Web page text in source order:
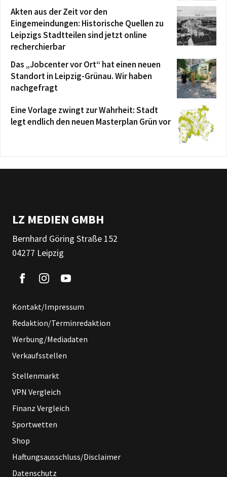
Akten aus der Zeit vor den
Eingemeindungen: Historische Quellen zu
Leipzigs Stadtteilen sind jetzt online
recherchierbar
Das „Jobcenter vor Ort“ hat einen neuen
Standort in Leipzig-Grünau. Wir haben
nachgefragt
Eine Vorlage zwingt zur Wahrheit: Stadt
legt endlich den neuen Masterplan Grün vor
LZ MEDIEN GMBH
Bernhard Göring Straße 152
04277 Leipzig
Kontakt/Impressum
Redaktion/Terminredaktion
Werbung/Mediadaten
Verkaufsstellen
Stellenmarkt
VPN Vergleich
Finanz Vergleich
Sportwetten
Shop
Haftungsausschluss/Disclaimer
Datenschutz